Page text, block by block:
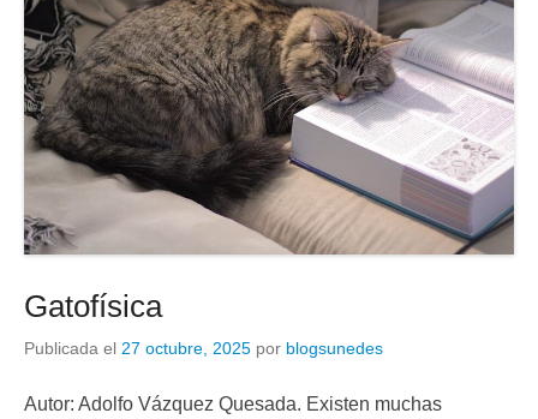
Gatofísica
Publicada el 27 octubre, 2025 por blogsunedes
Autor: Adolfo Vázquez Quesada. Existen muchas